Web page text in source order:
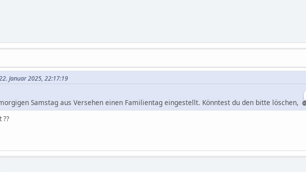
Januar 2025, 22:17:19
Samstag aus Versehen einen Familientag eingestellt. Könntest du den bitte löschen,
??